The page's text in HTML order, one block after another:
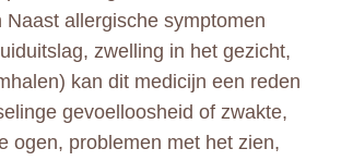
Naast allergische symptomen
zwelling in het gezicht,
kan dit medicijn een reden
gevoelloosheid of zwakte,
ogen, problemen met het zien,